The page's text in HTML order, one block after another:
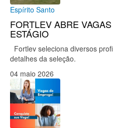
Espírito Santo
FORTLEV ABRE
ESTÁGIO
Fortlev seleciona diversos
detalhes da seleção.
04 maio 2026